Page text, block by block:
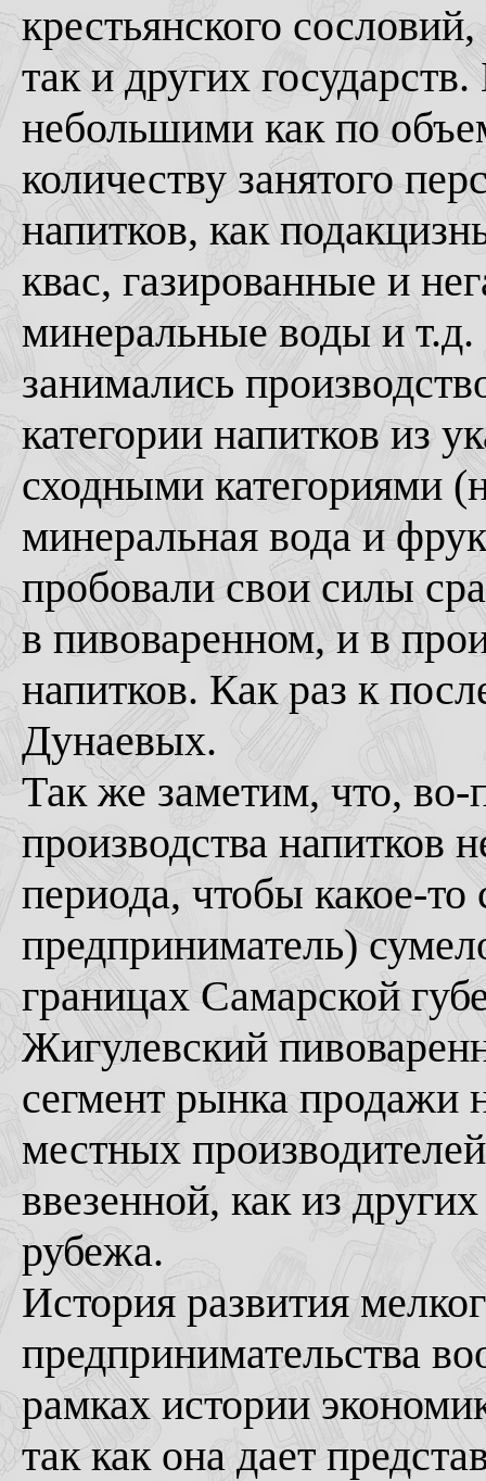
крестьянского
так и других
небольшими как по
количеству занятого
напитков, как
квас, газированные и
минеральные воды и
занимались
категории напитков из
сходными категориями
минеральная вода и
пробовали свои силы
в пивоваренном, и в
напитков. Как раз к
Дунаевых.
Так же заметим, что,
производства напитков
периода, чтобы какое-
предприниматель)
границах Самарской
Жигулевский
сегмент рынка продажи
местных
ввезенной, как из
рубежа.
История развития
предпринимательства
рамках истории
так как она дает